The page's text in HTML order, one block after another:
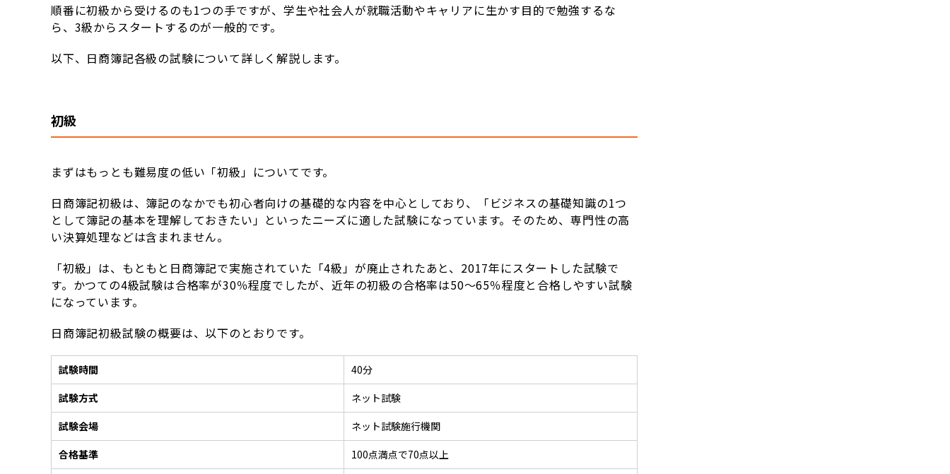
順番に初級から受けるのも1つの手ですが、学生や社会人が就職活動やキャリアに生かす目的で勉強するな
ら、3級からスタートするのが一般的です。
以下、日商簿記各級の試験について詳しく解説します。
初級
まずはもっとも難易度の低い「初級」についてです。
日商簿記初級は、簿記のなかでも初心者向けの基礎的な内容を中心としており、「ビジネスの基礎知識の1つ
として簿記の基本を理解しておきたい」といったニーズに適した試験になっています。そのため、専門性の高
い決算処理などは含まれません。
「初級」は、もともと日商簿記で実施されていた「4級」が廃止されたあと、2017年にスタートした試験で
す。かつての4級試験は合格率が30％程度でしたが、近年の初級の合格率は50～65％程度と合格しやすい試験
になっています。
日商簿記初級試験の概要は、以下のとおりです。
試験時間
40分
試験方式
ネット試験
試験会場
ネット試験施行機関
合格基準
100点満点で70点以上